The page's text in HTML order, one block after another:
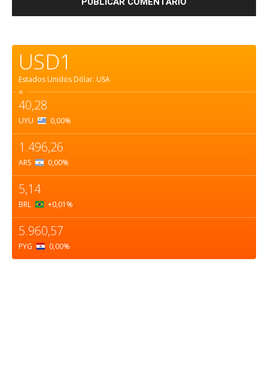
USD1
Estados Unidos Dólar. USA
=
40,28
UYU 0,00%
1.496,26
ARS 0,00%
5,14
BRL +0,01 %
5.960,57
PYG 0,00%